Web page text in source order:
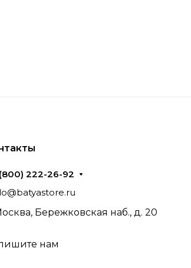
222-26-92
Бережковская наб., д. 20
нам